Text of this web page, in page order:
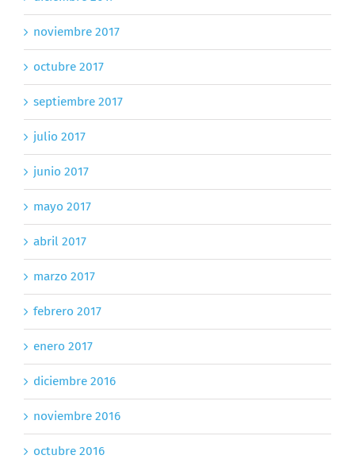
noviembre 2017
octubre 2017
septiembre 2017
julio 2017
junio 2017
mayo 2017
abril 2017
marzo 2017
febrero 2017
enero 2017
diciembre 2016
noviembre 2016
octubre 2016